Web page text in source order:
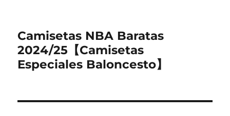
Camisetas NBA Baratas
2024/25【Camisetas
Especiales Baloncesto】